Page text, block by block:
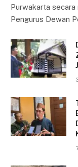
Purwakarta
Pengurus Dewan